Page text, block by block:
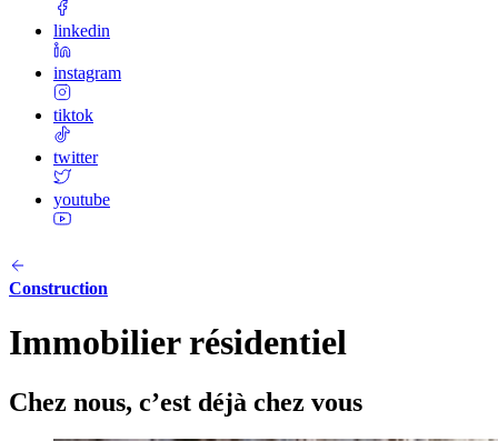
linkedin
instagram
tiktok
twitter
youtube
Construction
Immobilier résidentiel
Chez nous, c’est déjà chez vous